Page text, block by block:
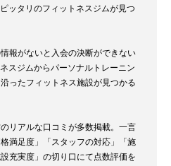
ッタリのフィットネスジムが見つ
報がないと入会の決断ができない
スジムからパーソナルトレーニン
ったフィットネス施設が見つかる
リアルな口コミが多数掲載。一言
満足度」「スタッフの対応」「施
充実度」の切り口にて点数評価を